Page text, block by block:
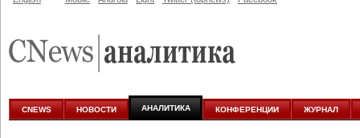
аналитике
CNEWS НОВОСТИ АНАЛИТИКА КОНФЕРЕНЦИИ ЖУРНАЛ